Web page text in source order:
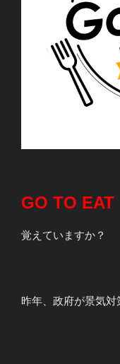
GO TO EAT
覚えていますか？
昨年、政府が景気対